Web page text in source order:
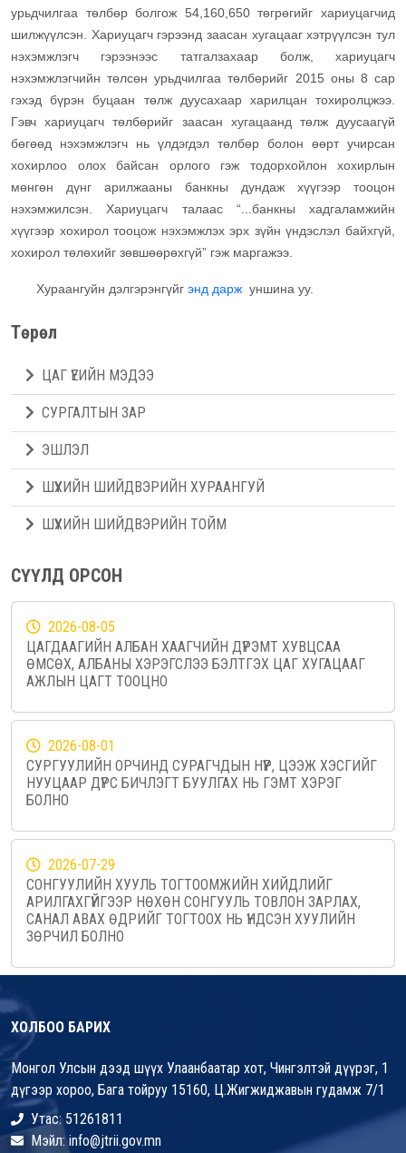
урьдчилгаа төлбөр болгож 54,160,650 төгрөгийг хариуцагчид
шилжүүлсэн. Хариуцагч гэрээнд заасан хугацааг хэтрүүлсэн тул
нэхэмжлэгч гэрээнээс татгалзахаар болж, хариуцагч
нэхэмжлэгчийн төлсөн урьдчилгаа төлбөрийг 2015 оны 8 сар
гэхэд бүрэн буцаан төлж дуусахаар харилцан тохиролцжээ.
Гэвч хариуцагч төлбөрийг заасан хугацаанд төлж дуусаагүй
бөгөөд нэхэмжлэгч нь үлдэгдэл төлбөр болон өөрт учирсан
хохирлоо олох байсан орлого гэж тодорхойлон хохирлын
мөнгөн дүнг арилжааны банкны дундаж хүүгээр тооцон
нэхэмжилсэн. Хариуцагч талаас “...банкны хадгаламжийн
хүүгээр хохирол тооцож нэхэмжлэх эрх зүйн үндэслэл байхгүй,
хохирол төлөхийг зөвшөөрөхгүй” гэж маргажээ.
Хураангуйн дэлгэрэнгүйг энд дарж уншина уу.
Төрөл
ЦАГ ҮЕИЙН МЭДЭЭ
СУРГАЛТЫН ЗАР
ЭШЛЭЛ
ШҮҮХИЙН ШИЙДВЭРИЙН ХУРААНГУЙ
ШҮҮХИЙН ШИЙДВЭРИЙН ТОЙМ
СҮҮЛД ОРСОН
2026-08-05
ЦАГДААГИЙН АЛБАН ХААГЧИЙН ДҮРЭМТ ХУВЦСАА
ӨМСӨХ, АЛБАНЫ ХЭРЭГСЛЭЭ БЭЛТГЭХ ЦАГ ХУГАЦААГ
АЖЛЫН ЦАГТ ТООЦНО
2026-08-01
СУРГУУЛИЙН ОРЧИНД СУРАГЧДЫН НҮҮР, ЦЭЭЖ ХЭСГИЙГ
НУУЦААР ДҮРС БИЧЛЭГТ БУУЛГАХ НЬ ГЭМТ ХЭРЭГ
БОЛНО
2026-07-29
СОНГУУЛИЙН ХУУЛЬ ТОГТООМЖИЙН ХИЙДЛИЙГ
АРИЛГАХГҮЙГЭЭР НӨХӨН СОНГУУЛЬ ТОВЛОН ЗАРЛАХ,
САНАЛ АВАХ ӨДРИЙГ ТОГТООХ НЬ ҮНДСЭН ХУУЛИЙН
ЗӨРЧИЛ БОЛНО
ХОЛБОО БАРИХ
Монгол Улсын дээд шүүх Улаанбаатар хот, Чингэлтэй дүүрэг, 1
дүгээр хороо, Бага тойруу 15160, Ц.Жигжиджавын гудамж 7/1
Утас: 51261811
Мэйл: info@jtrii.gov.mn